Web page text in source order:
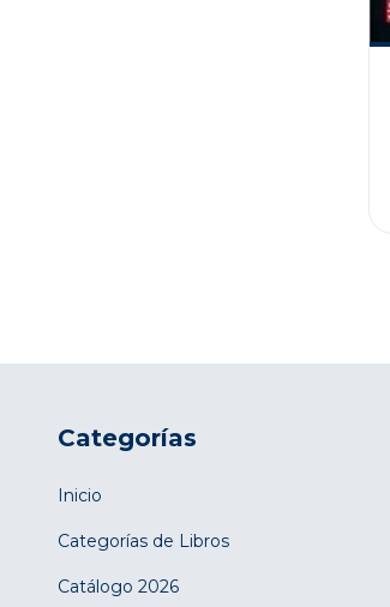
Categorías
Inicio
Categorías de Libros
Catálogo 2026